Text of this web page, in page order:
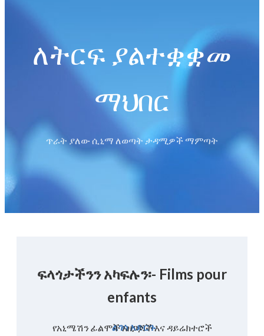
ልገሳ አድርጉ
ለትርፍ ያልተቋቋመ
ማህበር
ጥራት ያለው ሲኒማ ለወጣት ታዳሚዎች ማምጣት
ፍላጎታችንን አካፍሉን፡- Films pour
enfants
የአኒሜሽን ፊልሞች አዘጋጆች እና ዳይሬክተሮች